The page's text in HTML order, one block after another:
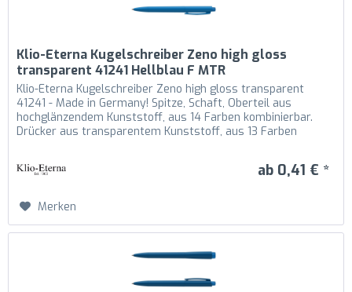
Klio-Eterna Kugelschreiber Zeno high gloss
transparent 41241 Hellblau F MTR
Klio-Eterna Kugelschreiber Zeno high gloss transparent
41241 - Made in Germany! Spitze, Schaft, Oberteil aus
hochglänzendem Kunststoff, aus 14 Farben kombinierbar.
Drücker aus transparentem Kunststoff, aus 13 Farben
ab 0,41 € *
Merken